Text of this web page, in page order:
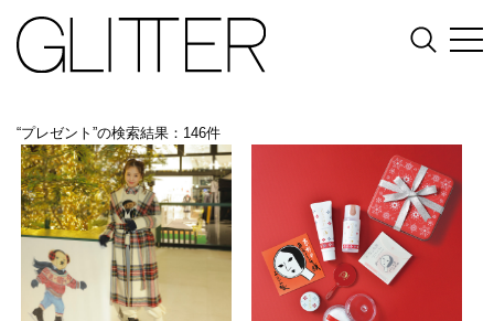
“プレゼント”の検索結果：146件